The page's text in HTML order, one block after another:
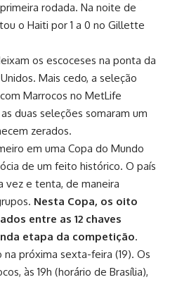
rodada. Na noite de
o Haiti por 1 a 0 no Gillette
os escoceses na ponta da
Mais cedo, a seleção
Marrocos no MetLife
duas seleções somaram um
zerados.
em uma Copa do Mundo
de um feito histórico. O país
vez e tenta, de maneira
Nesta Copa, os oito
entre as 12 chaves
etapa da competição.
próxima sexta-feira (19). Os
às 19h (horário de Brasília),